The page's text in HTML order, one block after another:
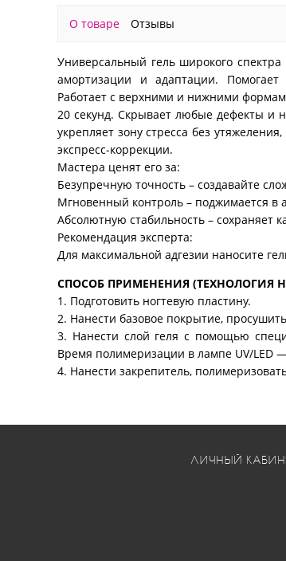
О товаре Отзывы
Универсальный гель широкого
амортизации и адаптации.
Работает с верхними и нижними
20 секунд. Скрывает любые дефекты и
укрепляет зону стресса без
экспресс-коррекции.
Мастера ценят его за:
Безупречную точность – создавайте
Мгновенный контроль – поджимается в
Абсолютную стабильность – сохраняет
Рекомендация эксперта:
Для максимальной адгезии наносите
СПОСОБ ПРИМЕНЕНИЯ (ТЕХНОЛОГИЯ
1. Подготовить ногтевую пластину.
2. Нанести базовое покрытие,
3. Нанести слой геля с помощью
Время полимеризации в лампе UV/LED
4. Нанести закрепитель,
ЛИЧНЫЙ